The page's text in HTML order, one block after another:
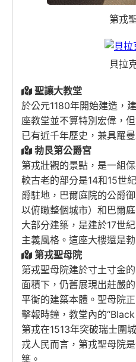
第戎
貝拉
聖讓大教堂
於公元1180年開始建造，
座教堂並不算特別宏偉，
已有近千年歷史，兼具羅
勃艮第公爵宮
第戎壯觀的景點，是一組
較古老的部分是14和15世
爵駐地，巴爾庭院的公爵
以俯瞰整個城市）和巴爾
大部分建築，是建於17世
主義風格。這座大樓還是
第戎聖母院
第戎聖母院建於寸土寸金
面積下，仍舊展現出莊嚴
平衡的建築本體。聖母院
擊報時鐘，教堂內的
第戎在1513年突破瑞士圍
戎人民而言，第戎聖母院
築。